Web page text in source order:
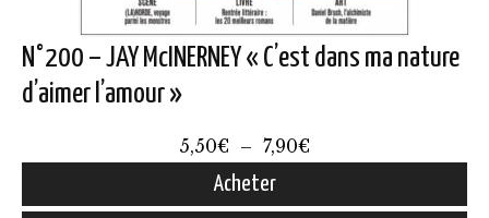
N°200 – JAY McINERNEY « C’est dans ma nature
d’aimer l’amour »
5,50€ – 7,90€
prix :
Acheter